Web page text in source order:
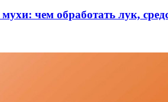
чем обработать лук,